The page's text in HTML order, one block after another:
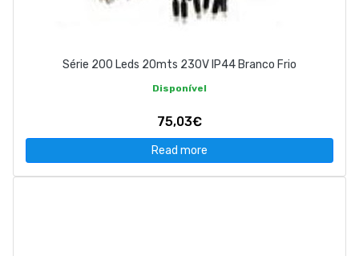
Série 200 Leds 20mts 230V IP44 Branco Frio
Disponível
75,03€
Read more